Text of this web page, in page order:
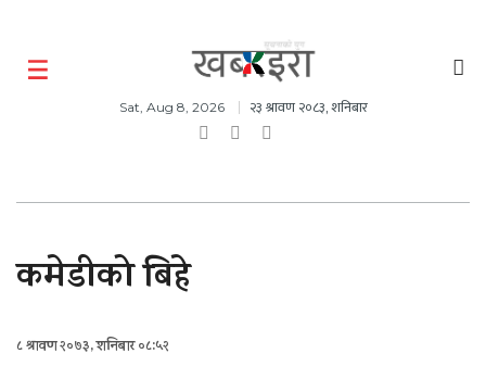
Sat, Aug 8, 2026 २३ श्रावण २०८३, शनिबार
कमेडीको बिहे
८ श्रावण २०७३, शनिबार ०८:५२